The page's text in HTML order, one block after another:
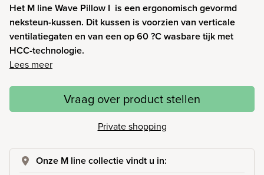
Het M line Wave Pillow I is een ergonomisch gevormd
neksteun-kussen. Dit kussen is voorzien van verticale
ventilatiegaten en van een op 60 ?C wasbare tijk met
HCC-technologie.
Lees meer
Vraag over product stellen
Private shopping
Onze M line collectie vindt u in: